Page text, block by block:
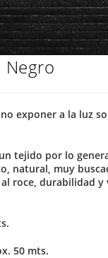
exponer a la luz
tejido por lo
natural, muy
roce, durabilidad y
50 mts.